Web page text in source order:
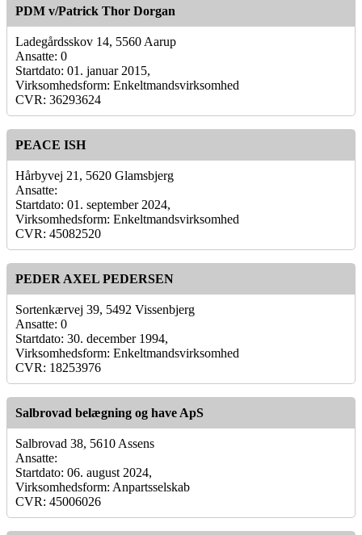
PDM v/Patrick Thor Dorgan
Ladegårdsskov 14, 5560 Aarup
Ansatte: 0
Startdato: 01. januar 2015,
Virksomhedsform: Enkeltmandsvirksomhed
CVR: 36293624
PEACE ISH
Hårbyvej 21, 5620 Glamsbjerg
Ansatte:
Startdato: 01. september 2024,
Virksomhedsform: Enkeltmandsvirksomhed
CVR: 45082520
PEDER AXEL PEDERSEN
Sortenkærvej 39, 5492 Vissenbjerg
Ansatte: 0
Startdato: 30. december 1994,
Virksomhedsform: Enkeltmandsvirksomhed
CVR: 18253976
Salbrovad belægning og have ApS
Salbrovad 38, 5610 Assens
Ansatte:
Startdato: 06. august 2024,
Virksomhedsform: Anpartsselskab
CVR: 45006026